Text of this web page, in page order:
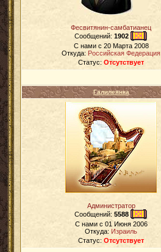
Фесвитянин-самбатианец
Сообщений:1902
C нами с 20 Марта 2008
Откуда: Российская Федерация
Статус:Отсутствует
Галилеянка
Администратор
Сообщений:5588
C нами с 01 Июня 2006
Откуда: Израиль
Статус:Отсутствует